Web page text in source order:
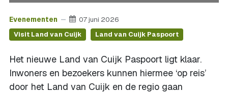
Evenementen 07 juni 2026
Visit Land van Cuijk Land van Cuijk Paspoort
Het nieuwe Land van Cuijk Paspoort ligt klaar.
Inwoners en bezoekers kunnen hiermee ‘op reis’
door het Land van Cuijk en de regio gaan